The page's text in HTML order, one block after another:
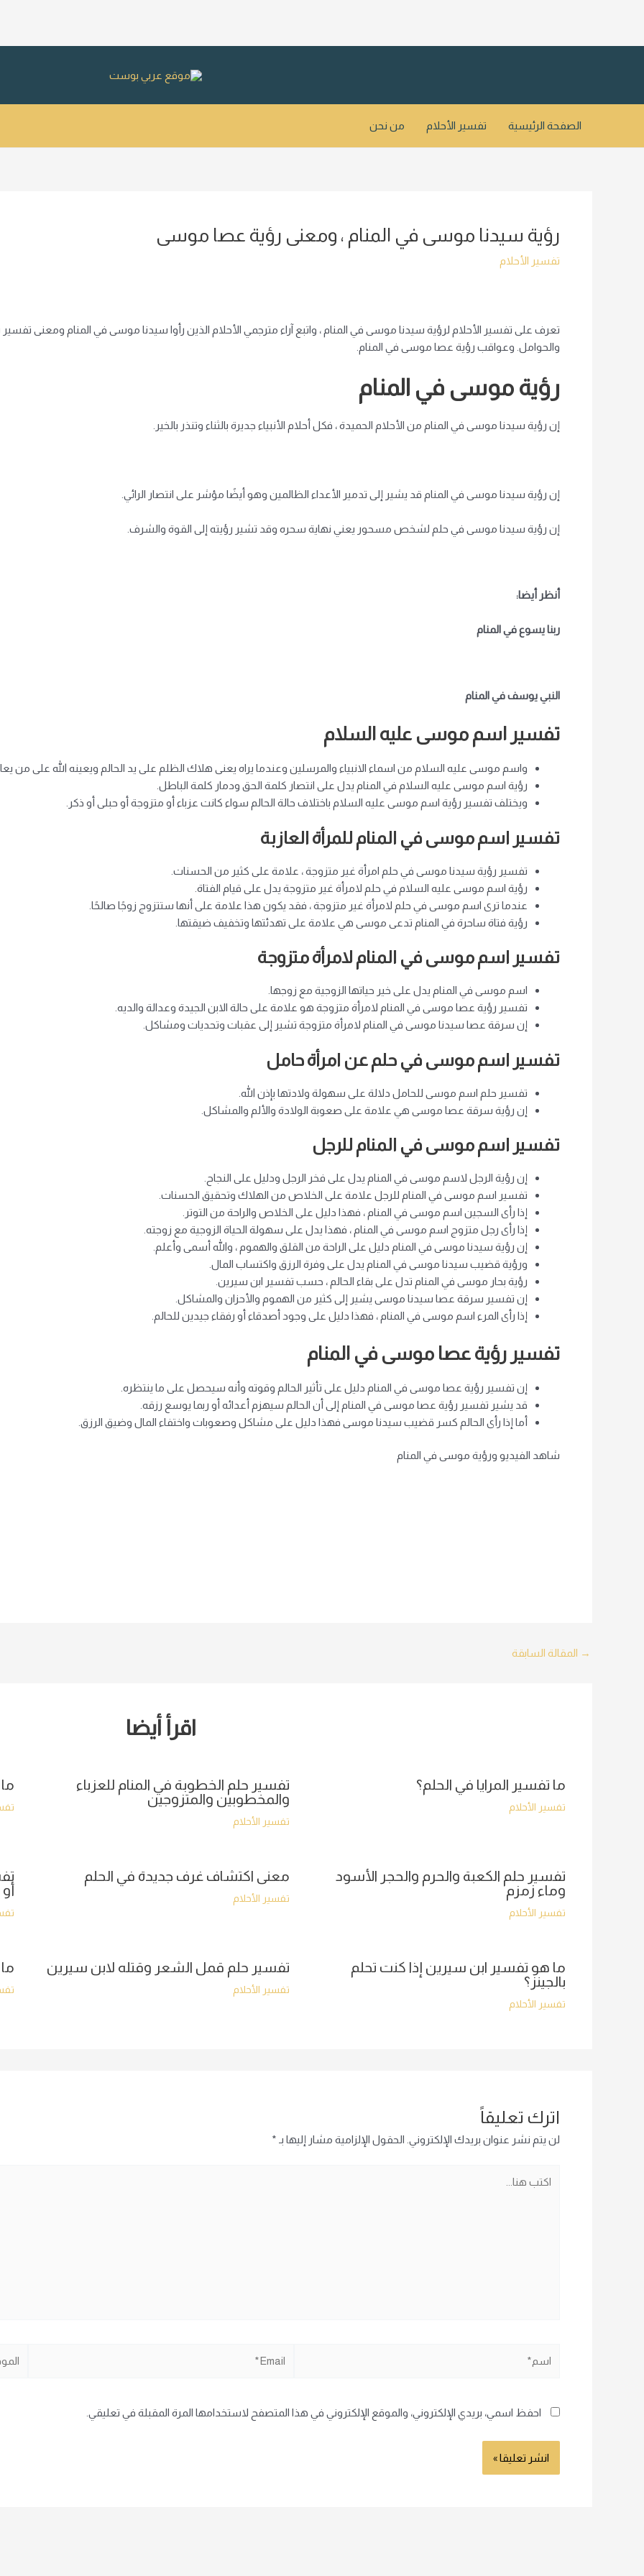
الصفحة الرئيسية تفسير الأحلام من نحن
رؤية سيدنا موسى في المنام ، ومعنى رؤية عصا موسى
تفسير الأحلام
تعرف على تفسير الأحلام لرؤية سيدنا موسى في المنام ، واتبع آراء مترجمي الأحلام الذين رأوا سيدنا موسى في المنام ومعنى
والحوامل. وعواقب رؤية عصا موسى في المنام.
رؤية موسى في المنام
إن رؤية سيدنا موسى في المنام من الأحلام الحميدة ، فكل أحلام الأنبياء جديرة بالثناء وتنذر بالخير.
إن رؤية سيدنا موسى في المنام قد يشير إلى تدمير الأعداء الظالمين وهو أيضًا مؤشر على انتصار الرائي.
إن رؤية سيدنا موسى في حلم لشخص مسحور يعني نهاية سحره وقد تشير رؤيته إلى القوة والشرف.
أنظر أيضا:
ربنا يسوع في المنام
النبي يوسف في المنام
تفسير اسم موسى عليه السلام
واسم موسى عليه السلام من اسماء الانبياء والمرسلين وعندما يراه يعنى هلاك الظلم على يد الحالم ويعينه الله على من
رؤية اسم موسى عليه السلام في المنام يدل على انتصار كلمة الحق ودمار كلمة الباطل.
ويختلف تفسير رؤية اسم موسى عليه السلام باختلاف حالة الحالم سواء كانت عزباء أو متزوجة أو حبلى أو ذكر.
تفسير اسم موسى في المنام للمرأة العازبة
تفسير رؤية سيدنا موسى في حلم امرأة غير متزوجة ، علامة على كثير من الحسنات.
رؤية اسم موسى عليه السلام في حلم لامرأة غير متزوجة يدل على قيام الفتاة.
عندما ترى اسم موسى في حلم لامرأة غير متزوجة ، فقد يكون هذا علامة على أنها ستتزوج زوجًا صالحًا.
رؤية فتاة ساحرة في المنام تدعى موسى هي علامة على تهدئتها وتخفيف ضيقتها.
تفسير اسم موسى في المنام لامرأة متزوجة
اسم موسى في المنام يدل على خير حياتها الزوجية مع زوجها.
تفسير رؤية عصا موسى في المنام لامرأة متزوجة هو علامة على حالة الابن الجيدة وعدالة والديه.
إن سرقة عصا سيدنا موسى في المنام لامرأة متزوجة تشير إلى عقبات وتحديات ومشاكل.
تفسير اسم موسى في حلم عن امرأة حامل
تفسير حلم اسم موسى للحامل دلالة على سهولة ولادتها بإذن الله.
إن رؤية سرقة عصا موسى هي علامة على صعوبة الولادة والألم والمشاكل.
تفسير اسم موسى في المنام للرجل
إن رؤية الرجل لاسم موسى في المنام يدل على فخر الرجل ودليل على النجاح.
تفسير اسم موسى في المنام للرجل علامة على الخلاص من الهلاك وتحقيق الحسنات.
إذا رأى السجين اسم موسى في المنام ، فهذا دليل على الخلاص والراحة من التوتر.
إذا رأى رجل متزوج اسم موسى في المنام ، فهذا يدل على سهولة الحياة الزوجية مع زوجته.
إن رؤية سيدنا موسى في المنام دليل على الراحة من القلق والهموم ، والله أسمى وأعلم.
ورؤية قضيب سيدنا موسى في المنام يدل على وفرة الرزق واكتساب المال.
رؤية بحار موسى في المنام تدل على بقاء الحالم ، حسب تفسير ابن سيرين.
إن تفسير سرقة عصا سيدنا موسى يشير إلى كثير من الهموم والأحزان والمشاكل.
إذا رأى المرء اسم موسى في المنام ، فهذا دليل على وجود أصدقاء أو رفقاء جيدين للحالم.
تفسير رؤية عصا موسى في المنام
إن تفسير رؤية عصا موسى في المنام دليل على تأثير الحالم وقوته وأنه سيحصل على ما ينتظره.
قد يشير تفسير رؤية عصا موسى في المنام إلى أن الحالم سيهزم أعدائه أو ربما يوسع رزقه.
أما إذا رأى الحالم كسر قضيب سيدنا موسى فهذا دليل على مشاكل وصعوبات واختفاء المال وضيق الرزق.
شاهد الفيديو ورؤية موسى في المنام
Post
→ المقالة السابقة
اقرأ أيضا
ما تفسير المرايا في الحلم؟
تفسير الأحلام
تفسير حلم الخطوبة في المنام للعزباء
والمخطوبين والمتزوجين
تفسير الأحلام
تفسير حلم الكعبة والحرم والحجر الأسود
وماء زمزم
تفسير الأحلام
معنى اكتشاف غرف جديدة في الحلم
تفسير الأحلام
ما هو تفسير ابن سيرين إذا كنت تحلم
بالجينز؟
تفسير الأحلام
تفسير حلم قمل الشعر وقتله لابن سيرين
تفسير الأحلام
اترك تعليقاً
لن يتم نشر عنوان بريدك الإلكتروني. الحقول الإلزامية مشار إليها بـ *
هنا...
احفظ اسمي، بريدي الإلكتروني، والموقع الإلكتروني في هذا المتصفح لاستخدامها المرة المقبلة في تعليقي.